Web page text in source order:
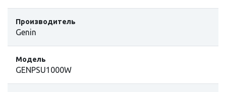
Производитель
Genin
Модель
GENPSU1000W